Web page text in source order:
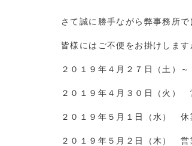
さて誠に勝手ながら弊事務所
皆様にはご不便をお掛けしま
２０１９年４月２７日（土）
２０１９年４月３０日（火）
２０１９年５月１日（水） 休
２０１９年５月２日（木） 営